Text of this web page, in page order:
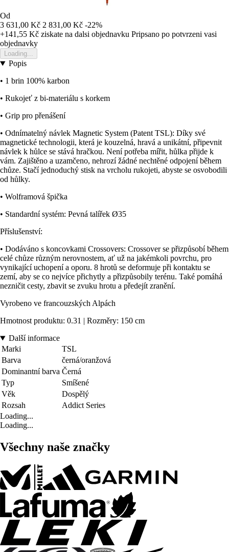
Od
3 631,00 Kč 2 831,00 Kč -22%
+141,55 Kč ziskate na dalsi objednavku Pripsano po potvrzeni vasi
objednavky
Loading...
Popis
• 1 brin 100% karbon
• Rukojeť z bi-materiálu s korkem
• Grip pro přenášení
• Odnímatelný návlek Magnetic System (Patent TSL): Díky své
magnetické technologii, která je kouzelná, hravá a unikátní, připevnit
návlek k hůlce se stává hračkou. Není potřeba mířit, hůlka přijde k
vám. Zajištěno a uzamčeno, nehrozí žádné nechtěné odpojení během
chůze. Stačí jednoduchý stisk na vrcholu rukojeti, abyste se osvobodili
od hůlky.
• Wolframová špička
• Standardní systém: Pevná talířek Ø35
Příslušenství:
• Dodáváno s koncovkami Crossovers: Crossover se přizpůsobí během
celé chůze různým nerovnostem, ať už na jakémkoli povrchu, pro
vynikající uchopení a oporu. 8 hrotů se deformuje při kontaktu se
zemí, aby se co nejvíce přichytly a přizpůsobily terénu. Také pomáhá
nezničit cesty, zbavit se zvuku hrotu a předejít zranění.
Vyrobeno ve francouzských Alpách
Hmotnost produktu: 0.31 | Rozměry: 150 cm
Další informace
Marki
TSL
Barva
černá/oranžová
Dominantní barva Černá
Typ
Smíšené
Věk
Dospělý
Rozsah
Addict Series
Loading...
Loading...
Všechny naše značky